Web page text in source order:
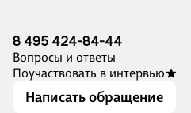
8 495 424-84-44
Вопросы и ответы
Поучаствовать в интервью
Написать обращение